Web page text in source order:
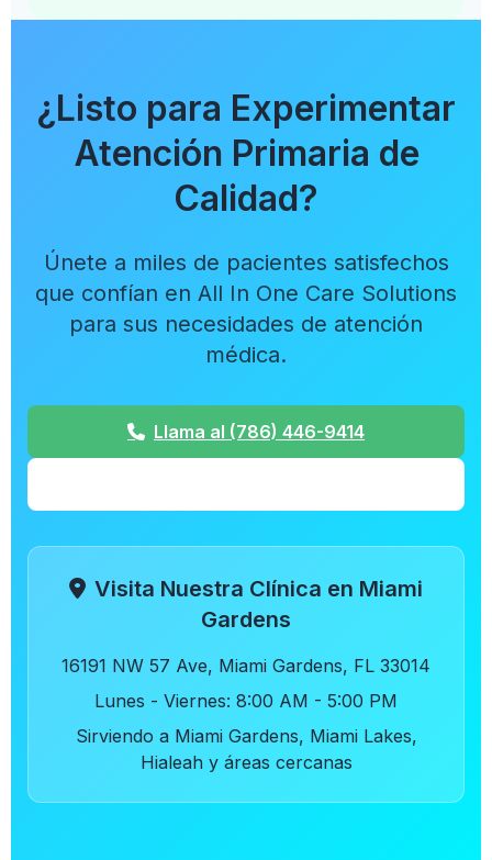
¿Listo para Experimentar
Atención Primaria de
Calidad?
Únete a miles de pacientes satisfechos
que confían en All In One Care Solutions
para sus necesidades de atención
médica.
Llama al (786) 446-9414
Visita Nuestra Clínica en Miami
Gardens
16191 NW 57 Ave, Miami Gardens, FL 33014
Lunes - Viernes: 8:00 AM - 5:00 PM
Sirviendo a Miami Gardens, Miami Lakes,
Hialeah y áreas cercanas